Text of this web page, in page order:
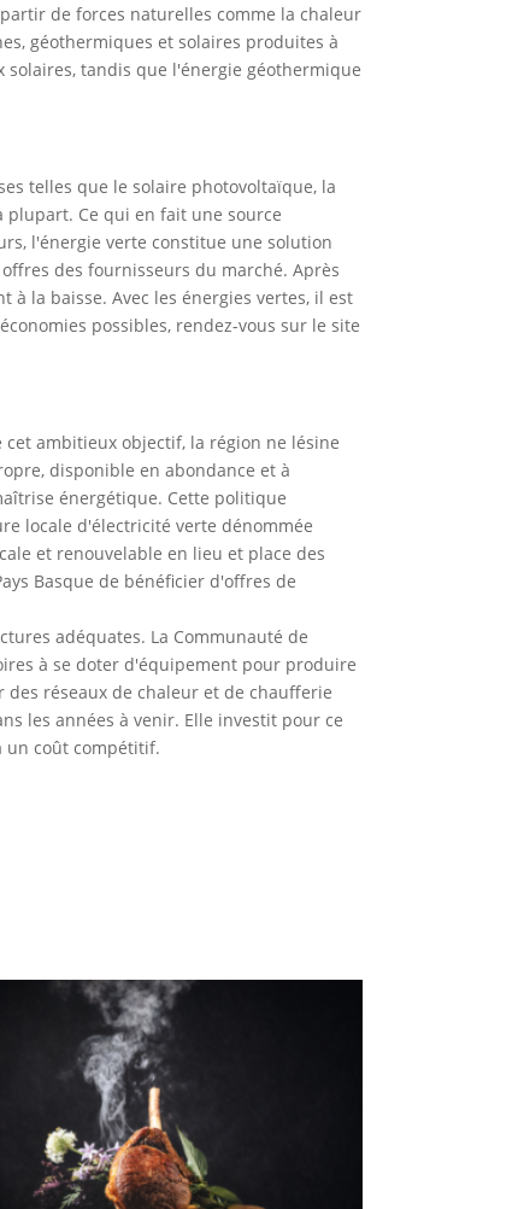
de forces naturelles comme la chaleur
géothermiques et solaires produites à
tandis que l'énergie géothermique
telles que le solaire photovoltaïque, la
plupart. Ce qui en fait une source
l'énergie verte constitue une solution
des fournisseurs du marché. Après
la baisse. Avec les énergies vertes, il est
possibles, rendez-vous sur le site
ambitieux objectif, la région ne lésine
disponible en abondance et à
énergétique. Cette politique
locale d'électricité verte dénommée
et renouvelable en lieu et place des
Basque de bénéficier d'offres de
adéquates. La Communauté de
à se doter d'équipement pour produire
des réseaux de chaleur et de chaufferie
les années à venir. Elle investit pour ce
un coût compétitif.